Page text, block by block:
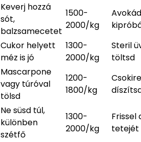
Keverj hozzá
sót,
balzsamecetet
1500-
2000/kg
Cukor helyett
méz is jó
1300-
2000/kg
Steril
töltsd
Mascarpone
vagy túróval
tölsd
1200-
1800/kg
Ne süsd túl,
különben
szétfő
1300-
2000/kg
Frissel
tetejét